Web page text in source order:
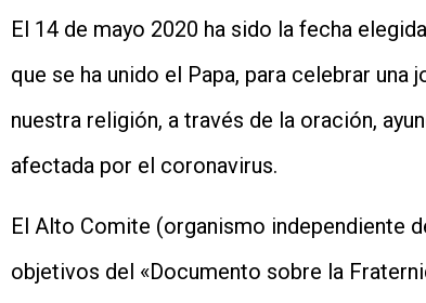
El 14 de mayo 2020 ha sido la fecha
que se ha unido el Papa, para celebrar
nuestra religión, a través de la oración,
afectada por el coronavirus.
El Alto Comite (organismo independiente
objetivos del «Documento sobre la